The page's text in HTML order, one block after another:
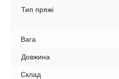
Тип пряжі
Вага
Довжина
Склад